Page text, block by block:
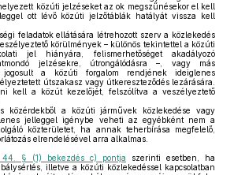
közúti jelzéseket az ok megszűnésekor el kell
ott lévő közúti jelzőtáblák hatályát vissza kell
feladatok ellátására létrehozott szerv a közlekedés
körülmények – különös tekintettel a közúti
jel hiányára, felismerhetőséget akadályozó
jelzésekre, útrongálódásra –, vagy más
jogosult a közúti forgalom rendjének ideiglenes
útszakasz vagy útkereszteződés lezárására.
kell a közút kezelőjét, felszólítva a veszélyeztető
közérdekből a közúti járművek közlekedése vagy
jelleggel igénybe veheti az egyébként nem a
közterületet, ha annak teherbírása megfelelő,
elrendelésével arra alkalmas.
44. § (1) bekezdés c) pontja szerinti esetben, ha
illetve a közúti közlekedéssel kapcsolatban